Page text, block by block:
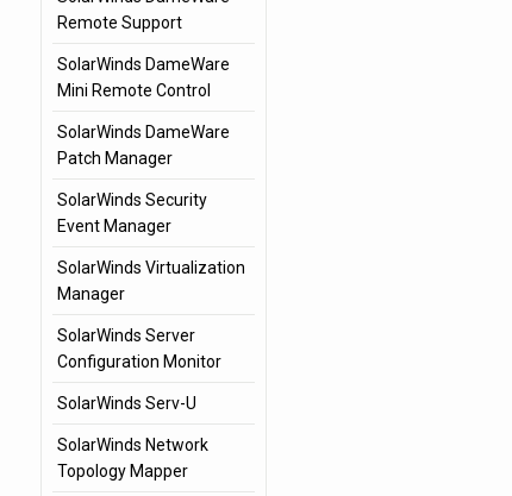
Remote Support
SolarWinds DameWare
Mini Remote Control
SolarWinds DameWare
Patch Manager
SolarWinds Security
Event Manager
SolarWinds Virtualization
Manager
SolarWinds Server
Configuration Monitor
SolarWinds Serv-U
SolarWinds Network
Topology Mapper